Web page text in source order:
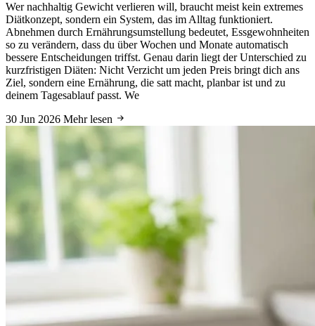
Wer nachhaltig Gewicht verlieren will, braucht meist kein extremes
Diätkonzept, sondern ein System, das im Alltag funktioniert.
Abnehmen durch Ernährungsumstellung bedeutet, Essgewohnheiten
so zu verändern, dass du über Wochen und Monate automatisch
bessere Entscheidungen triffst. Genau darin liegt der Unterschied zu
kurzfristigen Diäten: Nicht Verzicht um jeden Preis bringt dich ans
Ziel, sondern eine Ernährung, die satt macht, planbar ist und zu
deinem Tagesablauf passt. We
30 Jun 2026 Mehr lesen